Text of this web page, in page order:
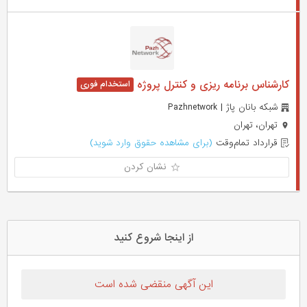
کارشناس برنامه ریزی و کنترل پروژه
شبکه بانان پاژ | Pazhnetwork
تهران، تهران
قرارداد تمام‌وقت (برای مشاهده حقوق وارد شوید)
نشان کردن
از اینجا شروع کنید
این آگهی منقضی شده است